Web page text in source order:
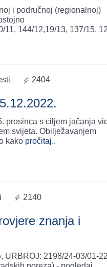
i područnoj (regionalnoj)
144/12,19/13, 137/15,
2404
prosinca s ciljem jačanja
svijeta. Obilježavanjem
kako pročitaj..
2140
znanja i
URBROJ: 2198/24-03/01-